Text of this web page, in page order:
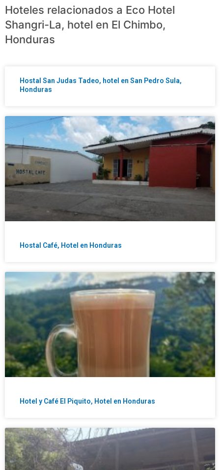
Hoteles relacionados a Eco Hotel
Shangri-La, hotel en El Chimbo,
Honduras
Hostal San Judas Tadeo, hotel en San Pedro Sula,
Honduras
Hostal Café, Hotel en Honduras
Hotel y Café El Piquito, Hotel en Honduras